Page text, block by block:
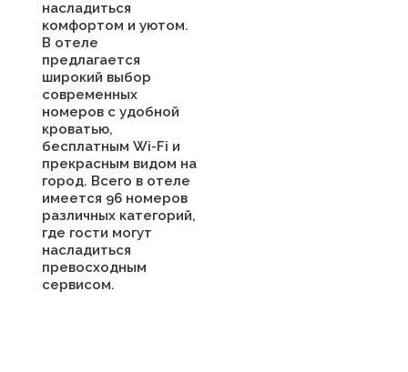
насладиться
комфортом и уютом.
В отеле
предлагается
широкий выбор
современных
номеров с удобной
кроватью,
бесплатным Wi-Fi и
прекрасным видом на
город. Всего в отеле
имеется 96 номеров
различных категорий,
где гости могут
насладиться
превосходным
сервисом.